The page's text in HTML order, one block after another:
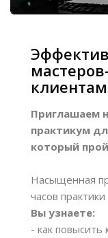
Приглашаем
практикум
который
Насыщенная
часов практики
Вы узнаете:
- как повысить